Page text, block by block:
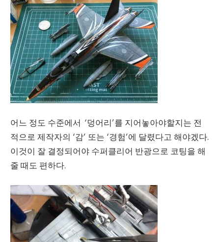
어느 정도 수준에서 ‘덩어리’를 지어놓아야할지는 전
적으로 제작자의 ‘감’ 또는 ‘경험’에 달렸다고 해야겠다.
이것이 잘 결정되어야 수퍼클리어 반광으로 코팅을 해
줄 때도 편하다.